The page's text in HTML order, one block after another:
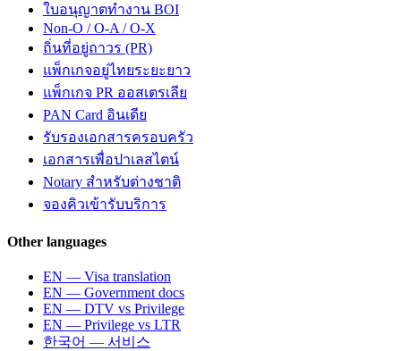
ใบอนุญาตทำงาน BOI
Non-O / O-A / O-X
ถิ่นที่อยู่ถาวร (PR)
แพ็กเกจอยู่ไทยระยะยาว
แพ็กเกจ PR ออสเตรเลีย
PAN Card อินเดีย
รับรองเอกสารครอบครัว
เอกสารเพื่อปาเลสไตน์
Notary สำหรับต่างชาติ
จองคิวเข้ารับบริการ
Other languages
EN — Visa translation
EN — Government docs
EN — DTV vs Privilege
EN — Privilege vs LTR
한국어 — 서비스